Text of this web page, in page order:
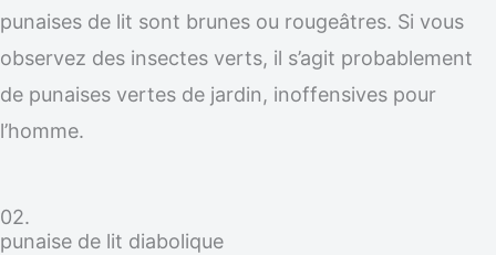
punaises de lit sont brunes ou rougeâtres. Si vous
observez des insectes verts, il s’agit probablement
de punaises vertes de jardin, inoffensives pour
l’homme.
02.
punaise de lit diabolique